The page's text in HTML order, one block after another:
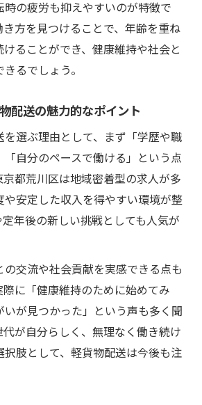
の疲労も抑えやすいのが特徴で
方を見つけることで、年齢を重ね
ることができ、健康維持や社会と
るでしょう。
配送の魅力的なポイント
を選ぶ理由として、まず「学歴や職
自分のペースで働ける」という点
都荒川区は地域密着型の求人が多
や安定した収入を得やすい環境が整
年後の新しい挑戦としても人気が
の交流や社会貢献を実感できる点も
に「健康維持のために始めてみ
いが見つかった」という声も多く聞
が自分らしく、無理なく働き続け
択肢として、軽貨物配送は今後も注